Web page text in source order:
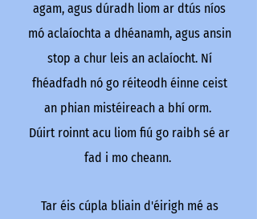
agus tá an
leor
agus bhí
n-aghaidh
dóibh a
Dúradh liom
Bhí go leor
agam, agus dúradh liom ar dtús níos
mó aclaíochta a dhéanamh, agus ansin
stop a chur leis an aclaíocht. Ní
fhéadfadh nó go réiteodh éinne ceist
an phian mistéireach a bhí orm.
Dúirt roinnt acu liom fiú go raibh sé ar
fad i mo cheann.
Tar éis cúpla bliain d'éirigh mé as